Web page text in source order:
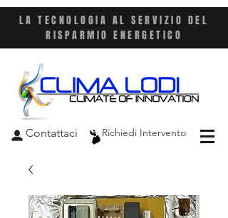
LA TECNOLOGIA AL SERVIZIO DEL
RISPARMIO ENERGETICO
Richiedi Intervento
Contattaci